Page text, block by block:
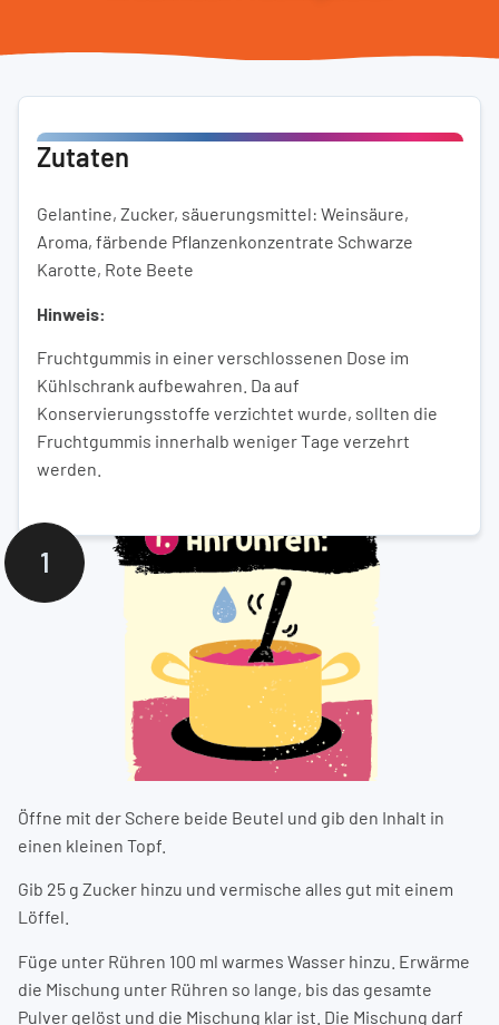
Zutaten
Gelantine, Zucker, säuerungsmittel: Weinsäure,
Aroma, färbende Pflanzenkonzentrate Schwarze
Karotte, Rote Beete
Hinweis:
Fruchtgummis in einer verschlossenen Dose im
Kühlschrank aufbewahren. Da auf
Konservierungsstoffe verzichtet wurde, sollten die
Fruchtgummis innerhalb weniger Tage verzehrt
werden.
1
Öffne mit der Schere beide Beutel und gib den Inhalt in
einen kleinen Topf.
Gib 25 g Zucker hinzu und vermische alles gut mit einem
Löffel.
Füge unter Rühren 100 ml warmes Wasser hinzu. Erwärme
die Mischung unter Rühren so lange, bis das gesamte
Pulver gelöst und die Mischung klar ist. Die Mischung darf